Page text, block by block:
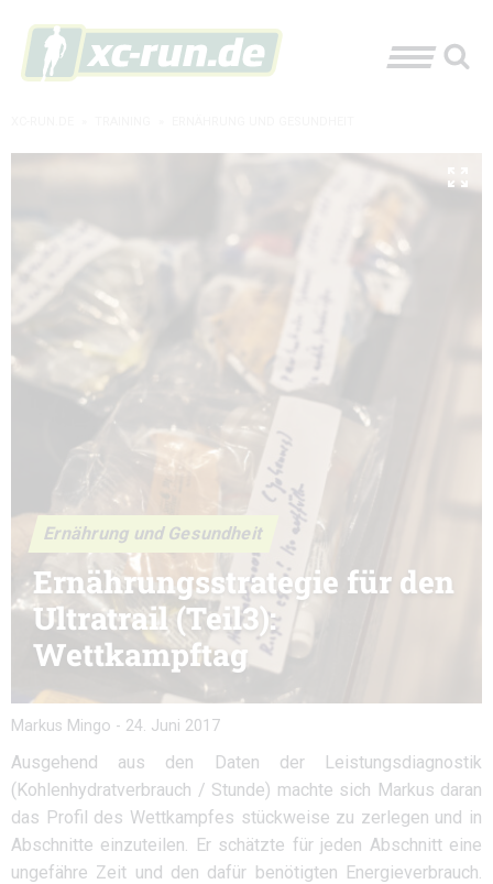
Ernährung und Gesundheit
Ernährungsstrategie für den
Ultratrail (Teil3):
Wettkampftag
Markus Mingo - 24. Juni 2017
Ausgehend aus den Daten der Leistungsdiagnostik
(Kohlenhydratverbrauch / Stunde) machte sich Markus daran
das Profil des Wettkampfes stückweise zu zerlegen und in
Abschnitte einzuteilen. Er schätzte für jeden Abschnitt eine
ungefähre Zeit und den dafür benötigten Energieverbrauch.